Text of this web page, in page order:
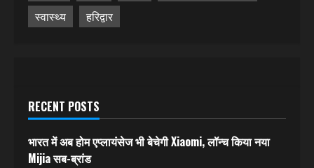
स्वास्थ्य
हरिद्वार
RECENT POSTS
भारत में अब होम एप्लायंसेज भी बेचेगी Xiaomi, लॉन्च किया नया
Mijia सब-ब्रांड